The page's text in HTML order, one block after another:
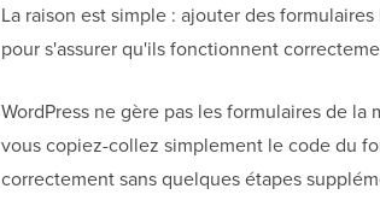
La raison est simple : ajouter des
pour s'assurer qu'ils fonctionnent
WordPress ne gère pas les formulaires de
vous copiez-collez simplement le code du
correctement sans quelques étapes